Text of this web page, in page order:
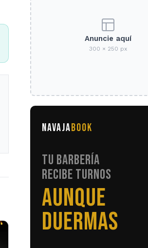
Anuncie aquí
300 × 250 px
NAVAJABOOK
TU BARBERÍA
RECIBE TURNOS
SIN LLAMADAS